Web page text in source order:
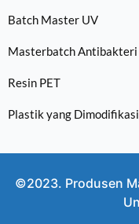
Batch Master UV
Masterbatch Antibakteri
Resin PET
Plastik yang Dimodifikasi
©2023. Produsen